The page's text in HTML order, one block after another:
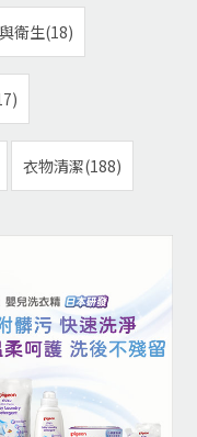
衛生(18)
衣物清潔(188)